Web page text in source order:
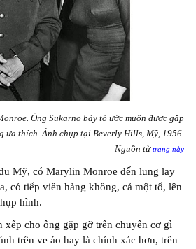
Ông Sukarno bày tỏ ước muốn được gặp
ưa thích. Ảnh chụp tại Beverly Hills, Mỹ, 1956.
Nguồn từtrang này
Mỹ, có Marylin Monroe đến lung lay
có tiếp viên hàng không, cả một tổ, lên
hình.
xếp cho ông gặp gỡ trên chuyên cơ gì
trên ve áo hay là chính xác hơn, trên